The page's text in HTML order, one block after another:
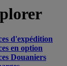
d'expédition
en option
Douaniers